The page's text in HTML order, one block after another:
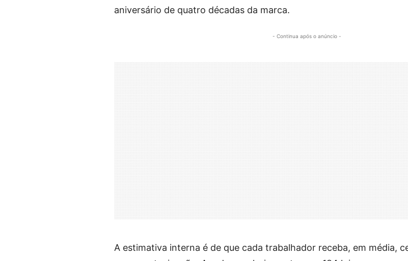
aniversário de quatro décadas da marca.
- Continua após o anúncio -
A estimativa interna é de que cada trabalhador receba, em média,